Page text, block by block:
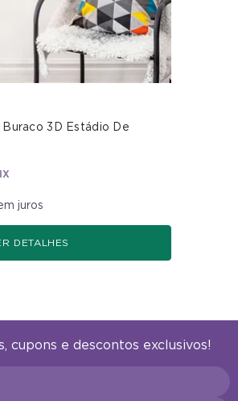
3D Estádio De
juros
cupons e descontos exclusivos!